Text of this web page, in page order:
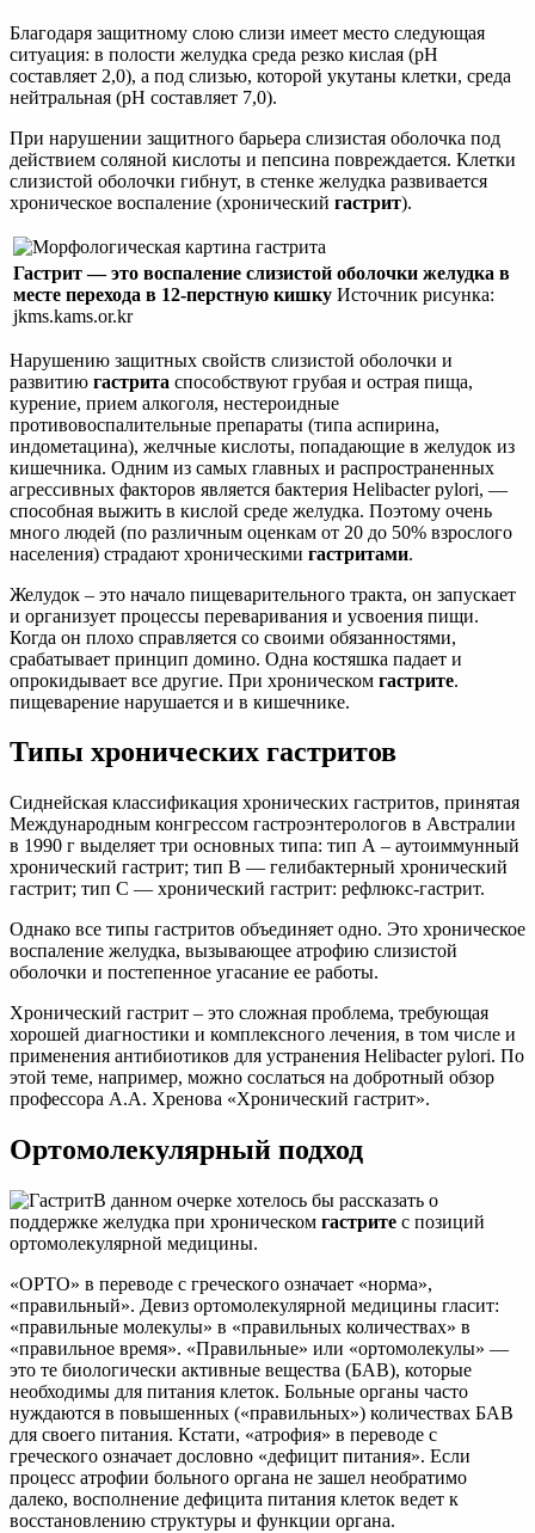
Благодаря защитному слою слизи имеет место следующая
ситуация: в полости желудка среда резко кислая (pH
составляет 2,0), а под слизью, которой укутаны клетки, среда
нейтральная (pH составляет 7,0).
При нарушении защитного барьера слизистая оболочка под
действием соляной кислоты и пепсина повреждается. Клетки
слизистой оболочки гибнут, в стенке желудка развивается
хроническое воспаление (хронический гастрит).
Гастрит — это воспаление слизистой оболочки желудка в
месте перехода в 12-перстную кишку Источник рисунка:
jkms.kams.or.kr
Нарушению защитных свойств слизистой оболочки и
развитию гастрита способствуют грубая и острая пища,
курение, прием алкоголя, нестероидные
противовоспалительные препараты (типа аспирина,
индометацина), желчные кислоты, попадающие в желудок из
кишечника. Одним из самых главных и распространенных
агрессивных факторов является бактерия Helibacter pylori, —
способная выжить в кислой среде желудка. Поэтому очень
много людей (по различным оценкам от 20 до 50% взрослого
населения) страдают хроническими гастритами.
Желудок – это начало пищеварительного тракта, он запускает
и организует процессы переваривания и усвоения пищи.
Когда он плохо справляется со своими обязанностями,
срабатывает принцип домино. Одна костяшка падает и
опрокидывает все другие. При хроническом гастрите.
пищеварение нарушается и в кишечнике.
Типы хронических гастритов
Сиднейская классификация хронических гастритов, принятая
Международным конгрессом гастроэнтерологов в Австралии
в 1990 г выделяет три основных типа: тип А – аутоиммунный
хронический гастрит; тип В — гелибактерный хронический
гастрит; тип С — хронический гастрит: рефлюкс-гастрит.
Однако все типы гастритов объединяет одно. Это хроническое
воспаление желудка, вызывающее атрофию слизистой
оболочки и постепенное угасание ее работы.
Хронический гастрит – это сложная проблема, требующая
хорошей диагностики и комплексного лечения, в том числе и
применения антибиотиков для устранения Helibacter pylori. По
этой теме, например, можно сослаться на добротный обзор
профессора А.А. Хренова «Хронический гастрит».
Ортомолекулярный подход
В данном очерке хотелось бы рассказать о
поддержке желудка при хроническом гастрите с позиций
ортомолекулярной медицины.
«ОРТО» в переводе с греческого означает «норма»,
«правильный». Девиз ортомолекулярной медицины гласит:
«правильные молекулы» в «правильных количествах» в
«правильное время». «Правильные» или «ортомолекулы» —
это те биологически активные вещества (БАВ), которые
необходимы для питания клеток. Больные органы часто
нуждаются в повышенных («правильных») количествах БАВ
для своего питания. Кстати, «атрофия» в переводе с
греческого означает дословно «дефицит питания». Если
процесс атрофии больного органа не зашел необратимо
далеко, восполнение дефицита питания клеток ведет к
восстановлению структуры и функции органа.